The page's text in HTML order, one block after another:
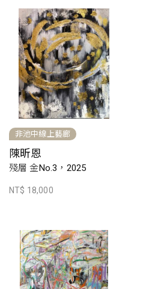
非池中線上藝廊
陳昕恩
殘層 金No.3，2025
NT$ 18,000